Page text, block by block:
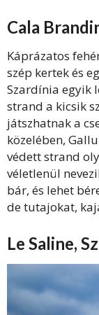
Cala
Káprázatos
szép kertek és
Szardínia egyik
strand a kicsik
játszhatnak a
közelében,
védett strand
véletlenül
bár, és lehet
de tutajokat,
Le Saline,